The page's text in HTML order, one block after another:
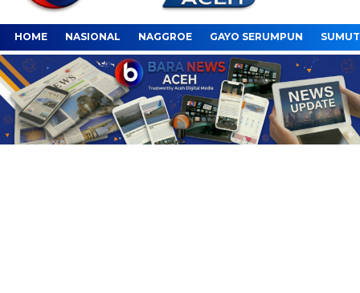
HOME NASIONAL NAGGROE GAYO SERUMPUN SUMUT